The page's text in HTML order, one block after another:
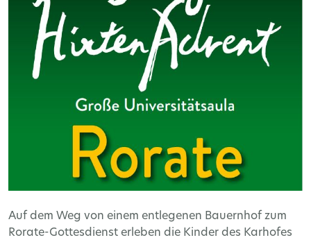
Auf dem Weg von einem entlegenen Bauernhof zum
Rorate-Gottesdienst erleben die Kinder des Karhofes